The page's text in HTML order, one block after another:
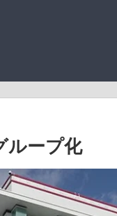
ループ化